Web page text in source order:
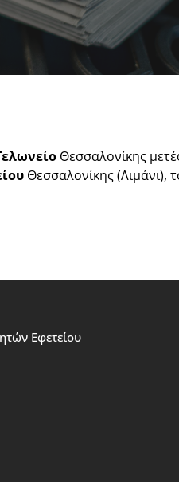
Θεσσαλονίκης
Θεσσαλονίκης (Λιμάνι),
Εφετείου